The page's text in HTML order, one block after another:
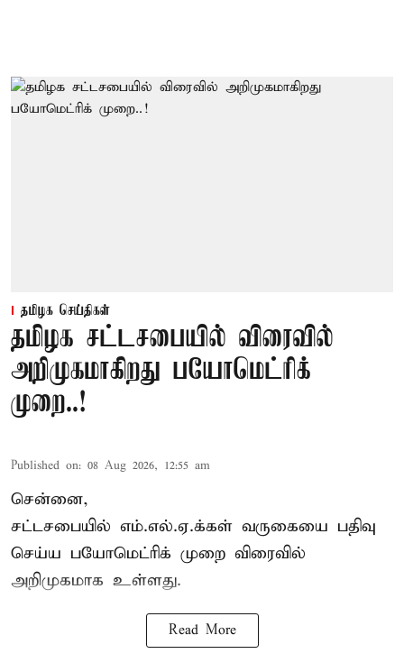
தமிழக செய்திகள்
தமிழக சட்டசபையில் விரைவில்
அறிமுகமாகிறது பயோமெட்ரிக்
முறை..!
Published on: 08 Aug 2026, 12:55 am
சென்னை,
சட்டசபையில் எம்.எல்.ஏ.க்கள் வருகையை பதிவு
செய்ய பயோமெட்ரிக் முறை விரைவில்
அறிமுகமாக உள்ளது.
Read More